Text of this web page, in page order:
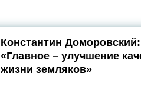
Константин Доморовский:
«Главное – улучшение
жизни земляков»